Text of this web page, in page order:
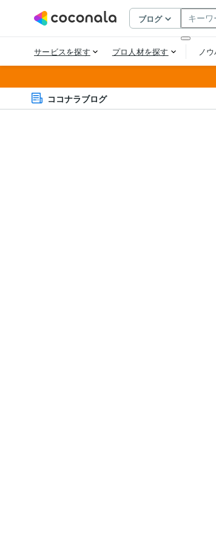
ココナラブログ